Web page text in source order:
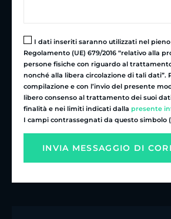
I dati inseriti saranno utilizzati nel
Regolamento (UE) 679/2016 “relativo alla
persone fisiche con riguardo al
nonché alla libera circolazione di tali dati”.
compilazione e con l’invio del presente
libero consenso al trattamento dei suoi
finalità e nei limiti indicati dalla presente
I campi contrassegnati da questo simbolo